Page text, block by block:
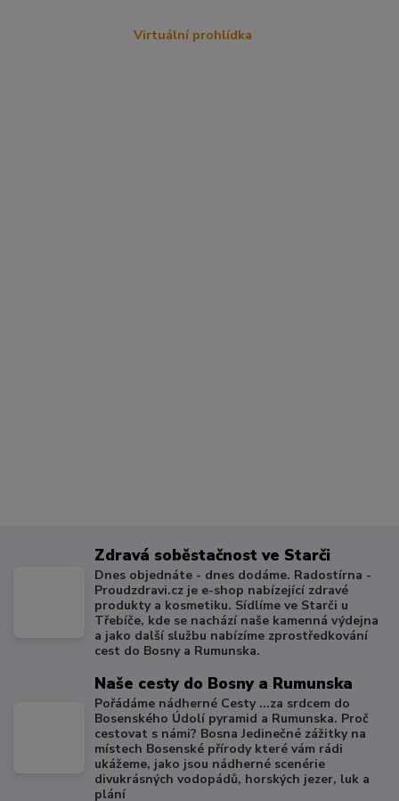
Virtuální prohlídka
Zdravá soběstačnost ve Starči
Dnes objednáte - dnes dodáme. Radostírna -
Proudzdravi.cz je e-shop nabízející zdravé
produkty a kosmetiku. Sídlíme ve Starči u
Třebíče, kde se nachází naše kamenná výdejna
a jako další službu nabízíme zprostředkování
cest do Bosny a Rumunska.
Naše cesty do Bosny a Rumunska
Pořádáme nádherné Cesty ...za srdcem do
Bosenského Údolí pyramid a Rumunska. Proč
cestovat s námi? Bosna Jedinečné zážitky na
místech Bosenské přírody které vám rádi
ukážeme, jako jsou nádherné scenérie
divukrásných vodopádů, horských jezer, luk a
plání